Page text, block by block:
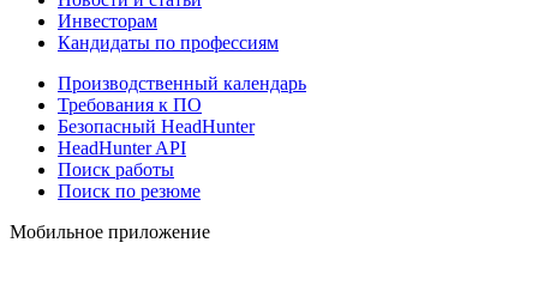
Инвесторам
Кандидаты по профессиям
Производственный календарь
Требования к ПО
Безопасный HeadHunter
HeadHunter API
Поиск работы
Поиск по резюме
Мобильное приложение